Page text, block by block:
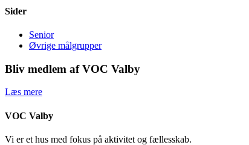
Sider
Senior
Øvrige målgrupper
Bliv medlem af VOC Valby
Læs mere
VOC Valby
Vi er et hus med fokus på aktivitet og fællesskab.